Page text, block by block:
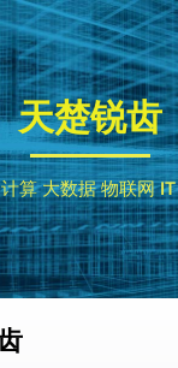
天楚锐齿
算 大数据 物联网